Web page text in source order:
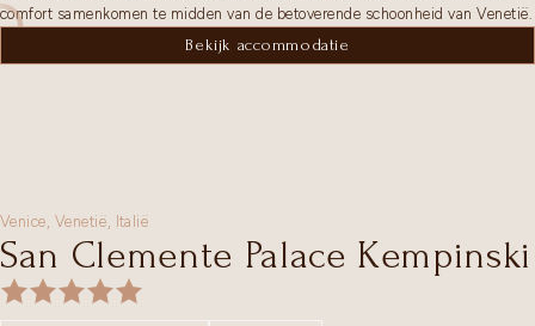
comfort samenkomen te midden van de betoverende schoonheid van Venetië.
Bekijk accommodatie
Venice, Venetië, Italië
San Clemente Palace Kempinski